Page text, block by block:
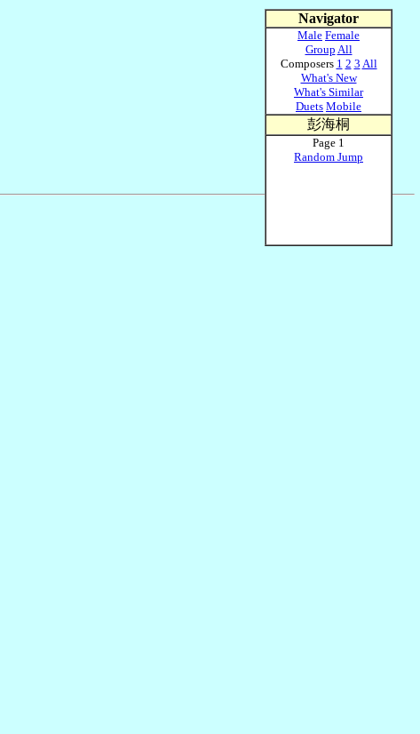
Navigator
Male Female
Group All
Composers 1 2 3 All
What's New
What's Similar
Duets Mobile
彭海桐
Page 1
Random Jump